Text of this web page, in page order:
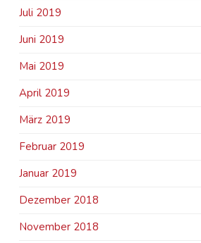
Juli 2019
Juni 2019
Mai 2019
April 2019
März 2019
Februar 2019
Januar 2019
Dezember 2018
November 2018